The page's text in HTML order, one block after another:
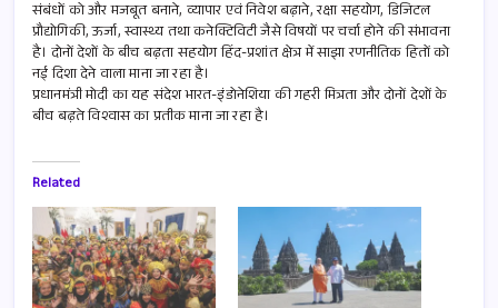
संबंधों को और मजबूत बनाने, व्यापार एवं निवेश बढ़ाने, रक्षा सहयोग, डिजिटल
प्रौद्योगिकी, ऊर्जा, स्वास्थ्य तथा कनेक्टिविटी जैसे विषयों पर चर्चा होने की संभावना
है। दोनों देशों के बीच बढ़ता सहयोग हिंद-प्रशांत क्षेत्र में साझा रणनीतिक हितों को
नई दिशा देने वाला माना जा रहा है।
प्रधानमंत्री मोदी का यह संदेश भारत-इंडोनेशिया की गहरी मित्रता और दोनों देशों के
बीच बढ़ते विश्वास का प्रतीक माना जा रहा है।
Related